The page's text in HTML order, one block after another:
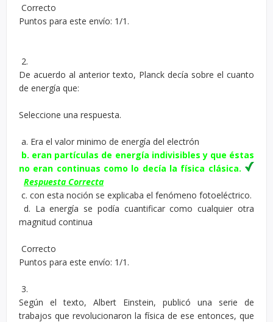
Correcto
Puntos para este envío: 1/1.
2.
De acuerdo al anterior texto, Planck decía sobre el cuanto
de energía que:
Seleccione una respuesta.
a. Era el valor minimo de energía del electrón
b. eran partículas de energía indivisibles y que éstas
no eran continuas como lo decía la física clásica.
Respuesta Correcta
c. con esta noción se explicaba el fenómeno fotoeléctrico.
d. La energía se podía cuantificar como cualquier otra
magnitud continua
Correcto
Puntos para este envío: 1/1.
3.
Según el texto, Albert Einstein, publicó una serie de
trabajos que revolucionaron la física de ese entonces, que